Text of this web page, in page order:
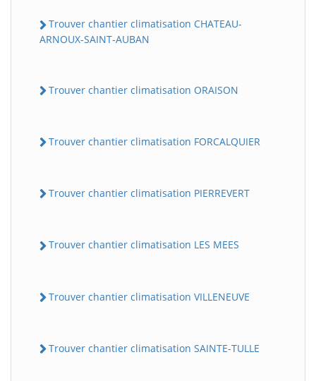
Trouver chantier climatisation CHATEAU-
ARNOUX-SAINT-AUBAN
Trouver chantier climatisation ORAISON
Trouver chantier climatisation FORCALQUIER
Trouver chantier climatisation PIERREVERT
Trouver chantier climatisation LES MEES
Trouver chantier climatisation VILLENEUVE
Trouver chantier climatisation SAINTE-TULLE